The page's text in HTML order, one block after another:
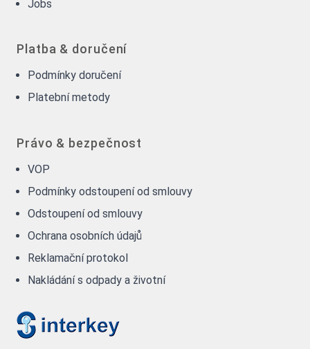
Jobs
Platba & doručení
Podmínky doručení
Platební metody
Právo & bezpečnost
VOP
Podmínky odstoupení od smlouvy
Odstoupení od smlouvy
Ochrana osobních údajů
Reklamační protokol
Nakládání s odpady a životní